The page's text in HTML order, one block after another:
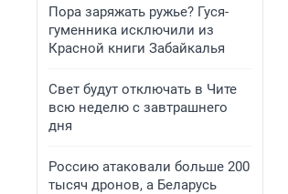
Пора заряжать ружье? Гуся-
гуменника исключили из
Красной книги Забайкалья
Свет будут отключать в Чите
всю неделю с завтрашнего
дня
Россию атаковали больше 200
тысяч дронов, а Беларусь